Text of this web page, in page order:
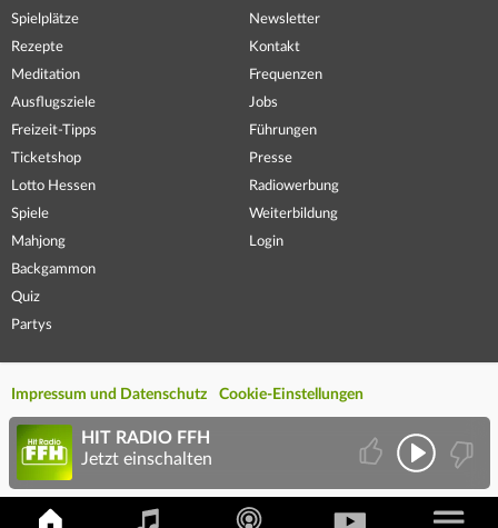
Spielplätze
Rezepte
Meditation
Ausflugsziele
Freizeit-Tipps
Ticketshop
Lotto Hessen
Spiele
Mahjong
Backgammon
Quiz
Partys
Newsletter
Kontakt
Frequenzen
Jobs
Führungen
Presse
Radiowerbung
Weiterbildung
Login
Impressum und Datenschutz Cookie-Einstellungen
HIT RADIO FFH
Jetzt einschalten